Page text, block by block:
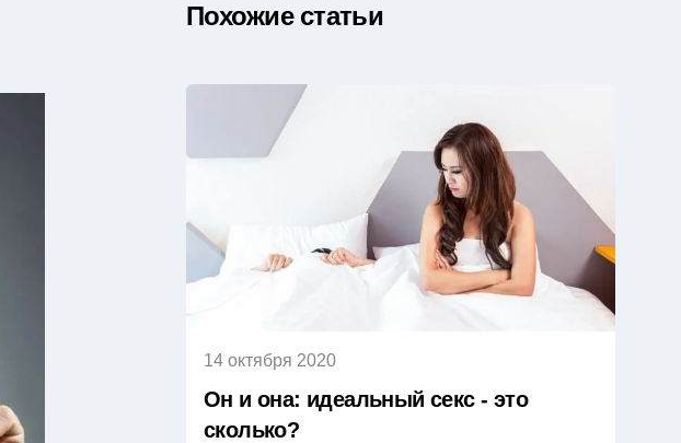
Похожие статьи
14 октября 2020
Он и она: идеальный секс - это
сколько?